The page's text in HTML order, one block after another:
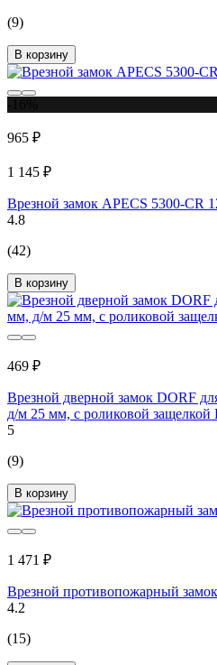
(9)
В корзину
965 ₽
1 145 ₽
Врезной замок APECS 5300-CR
4.8
(42)
В корзину
469 ₽
Врезной дверной замок DORF
д/м 25 мм, с роликовой защелкой
5
(9)
В корзину
1 471 ₽
Врезной противопожарный
4.2
(15)